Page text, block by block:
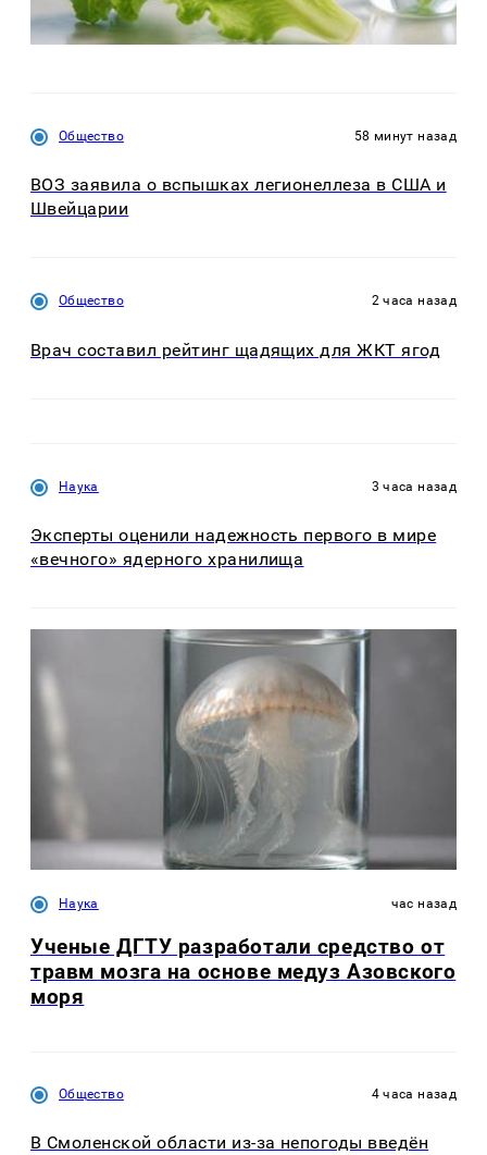
Общество 58 минут назад
ВОЗ заявила о вспышках легионеллеза в США и
Швейцарии
Общество 2 часа назад
Врач составил рейтинг щадящих для ЖКТ ягод
Наука 3 часа назад
Эксперты оценили надежность первого в мире
«вечного» ядерного хранилища
Наука час назад
Ученые ДГТУ разработали средство от
травм мозга на основе медуз Азовского
моря
Общество 4 часа назад
В Смоленской области из-за непогоды введён